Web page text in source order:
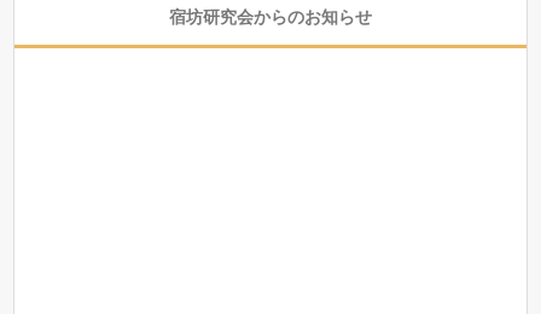
宿坊研究会からのお知らせ